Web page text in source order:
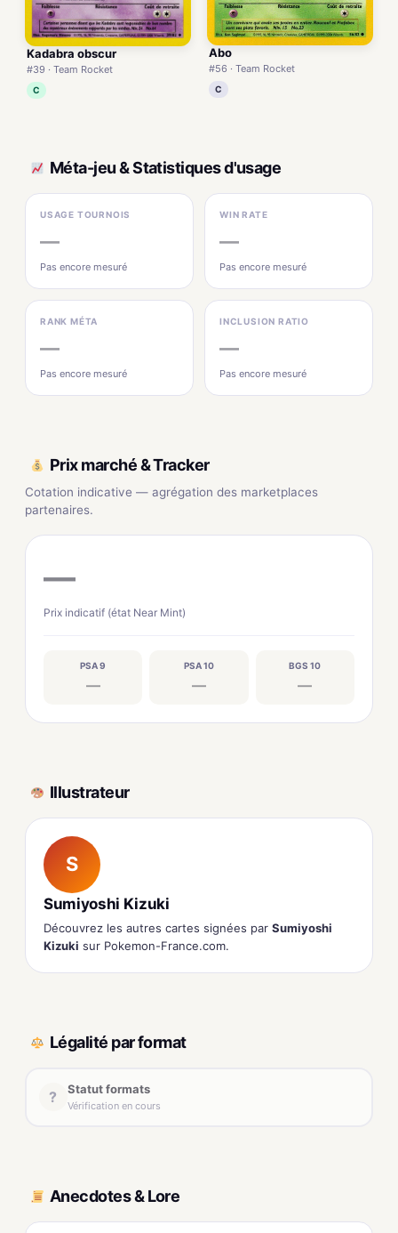
Kadabra obscur
#39 · Team Rocket
C
Abo
#56 · Team Rocket
C
Méta-jeu & Statistiques d'usage
USAGE TOURNOIS
—
Pas encore mesuré
WIN RATE
—
Pas encore mesuré
RANK MÉTA
—
Pas encore mesuré
INCLUSION RATIO
—
Pas encore mesuré
Prix marché & Tracker
Cotation indicative — agrégation des marketplaces
partenaires.
—
Prix indicatif (état Near Mint)
PSA 9
—
PSA 10
—
BGS 10
—
Illustrateur
S
Sumiyoshi Kizuki
Découvrez les autres cartes signées par Sumiyoshi
Kizuki sur Pokemon-France.com.
Légalité par format
? Statut formats
Vérification en cours
Anecdotes & Lore